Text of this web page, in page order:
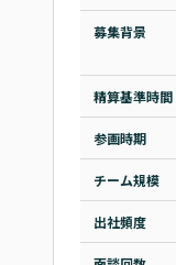
募集背景
精算基準時間
参画時期
チーム規模
出社頻度